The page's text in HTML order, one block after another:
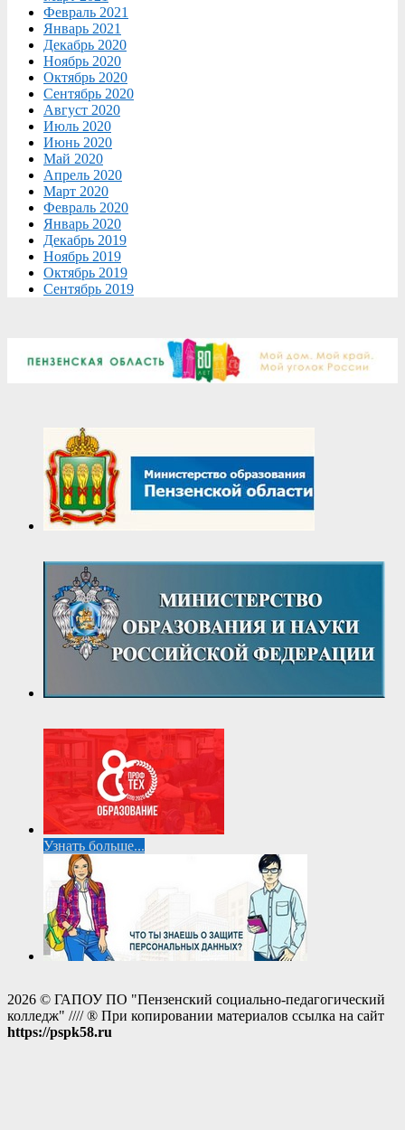
Февраль 2021
Январь 2021
Декабрь 2020
Ноябрь 2020
Октябрь 2020
Сентябрь 2020
Август 2020
Июль 2020
Июнь 2020
Май 2020
Апрель 2020
Март 2020
Февраль 2020
Январь 2020
Декабрь 2019
Ноябрь 2019
Октябрь 2019
Сентябрь 2019
Узнать больше...
2026 © ГАПОУ ПО "Пензенский социально-педагогический
колледж" //// ® При копировании материалов ссылка на сайт
https://pspk58.ru